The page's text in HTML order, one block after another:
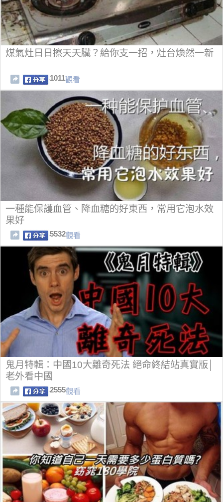
煤氣灶日日擦天天臟？給你支一招，灶台煥然一新
1011觀看
一種能保護血管、降血糖的好東西，常用它泡水效
果好
5532觀看
鬼月特輯：中國10大離奇死法 絕命終結站真實版│
老外看中國
2555觀看